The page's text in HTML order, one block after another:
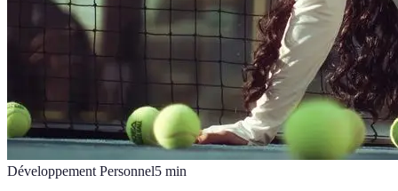
Développement Personnel5 min